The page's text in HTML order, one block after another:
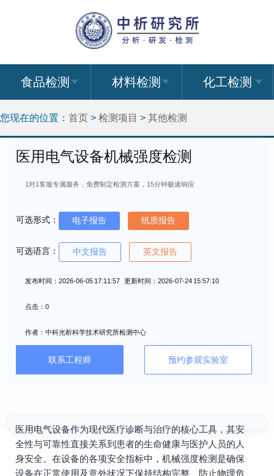
食品检测 材料检测 化工检测
您现在的位置： 首页 > 检测项目 > 其他检测
医用电气设备机械强度检测
1对1客服专属服务，免费制定检测方案，15分钟极速响应
可选形式： 电子报告 纸质报告
可选语言： 中文报告 英文报告
发布时间：2026-06-05 17:11:57 更新时间：2026-07-24 15:57:10
点击：0
作者：中科光析科学技术研究所检测中心
联系工程师 预约参观实验室
医用电气设备作为现代医疗诊断与治疗的核心工具，其安
全性与可靠性直接关系到患者的生命健康与医护人员的人
身安全。在设备的各项安全指标中，机械强度检测是确保
设备在正常使用及意外状况下保持结构完整、防止物理危